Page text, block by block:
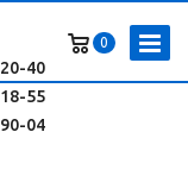
0
40
55
04